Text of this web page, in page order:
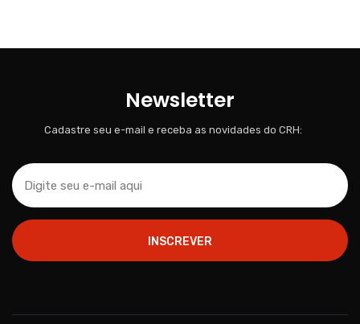
Newsletter
Cadastre seu e-mail e receba as novidades do CRH:
INSCREVER